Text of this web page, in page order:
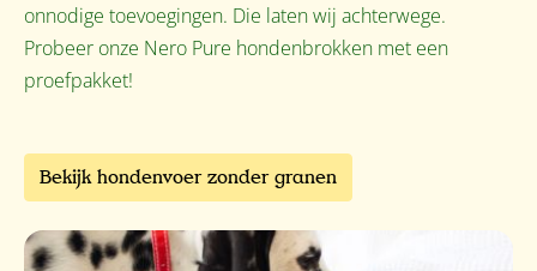
onnodige toevoegingen. Die laten wij achterwege.
Probeer onze Nero Pure hondenbrokken met een
proefpakket!
Bekijk hondenvoer zonder granen